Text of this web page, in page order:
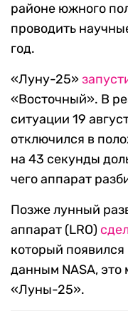
районе южного
проводить
год.
«Луну-25»
«Восточный». В
ситуации 19
отключился в
на 43 секунды
чего аппарат
Позже лунный
аппарат (LRO)
который
данным NASA, это
«Луны-25».